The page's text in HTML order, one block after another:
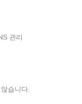
관리
습니다.